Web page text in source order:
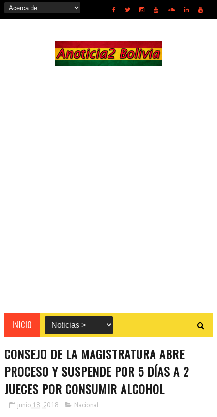
INICIO
CONSEJO DE LA MAGISTRATURA ABRE
PROCESO Y SUSPENDE POR 5 DÍAS A 2
JUECES POR CONSUMIR ALCOHOL
junio 18, 2018 Nacional